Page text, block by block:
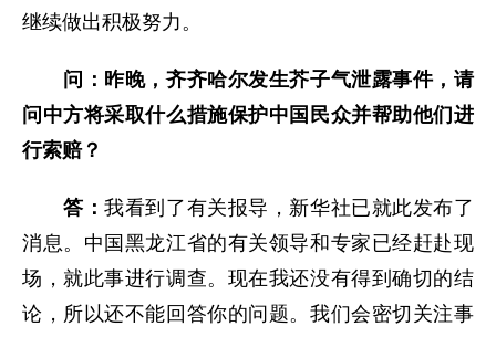
继续做出积极努力。
问：昨晚，齐齐哈尔发生芥子气泄露事件，请
问中方将采取什么措施保护中国民众并帮助他们进
行索赔？
答：我看到了有关报导，新华社已就此发布了
消息。中国黑龙江省的有关领导和专家已经赶赴现
场，就此事进行调查。现在我还没有得到确切的结
论，所以还不能回答你的问题。我们会密切关注事